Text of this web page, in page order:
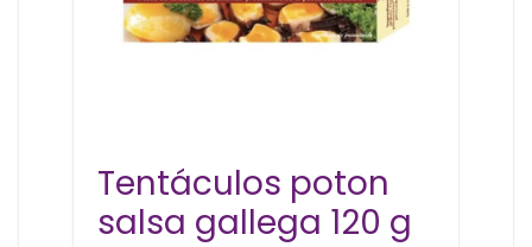
Tentáculos poton
salsa gallega 120 g